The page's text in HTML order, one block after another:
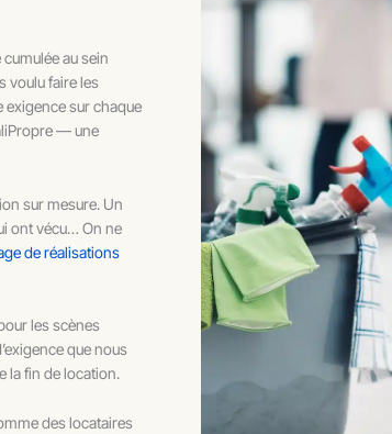
au sein
voulu faire les
sur chaque
— une
sur mesure. Un
ont vécu… On ne
de réalisations
les scènes
que nous
la fin de location.
des locataires